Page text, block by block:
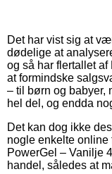
Det har vist sig at
dødelige at
og så har flertallet
at formindske
– til børn og babyer,
hel del, og endda
Det kan dog ikke
nogle enkelte online
PowerGel – Vanilje
handel, således at